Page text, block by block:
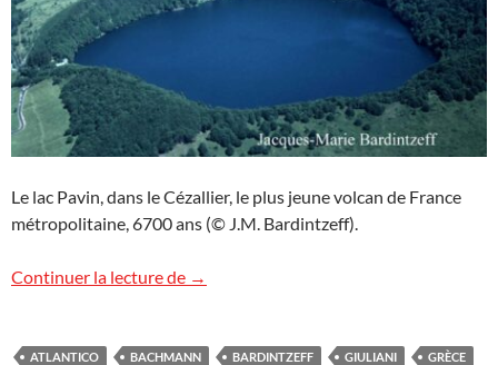
Le lac Pavin, dans le Cézallier, le plus jeune volcan de France
métropolitaine, 6700 ans (© J.M. Bardintzeff).
Continuer la lecture de Volcan actif ? Volcan éteint ?
→
ATLANTICO BACHMANN BARDINTZEFF GIULIANI
GRÈCE